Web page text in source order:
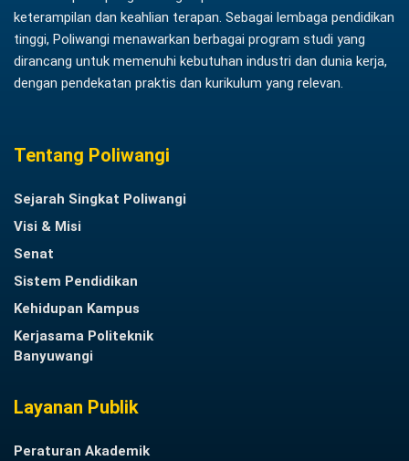
keterampilan dan keahlian terapan. Sebagai lembaga pendidikan
tinggi, Poliwangi menawarkan berbagai program studi yang
dirancang untuk memenuhi kebutuhan industri dan dunia kerja,
dengan pendekatan praktis dan kurikulum yang relevan.
Tentang Poliwangi
Sejarah Singkat Poliwangi
Visi & Misi
Senat
Sistem Pendidikan
Kehidupan Kampus
Kerjasama Politeknik
Banyuwangi
Layanan Publik
Peraturan Akademik